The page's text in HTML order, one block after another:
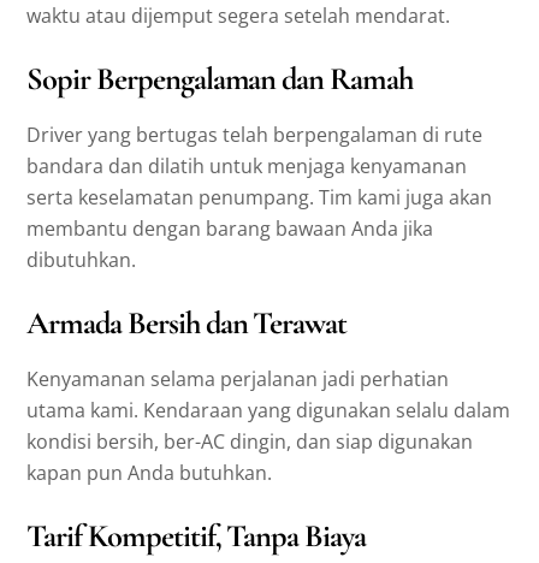
waktu atau dijemput segera setelah mendarat.
Sopir Berpengalaman dan Ramah
Driver yang bertugas telah berpengalaman di rute
bandara dan dilatih untuk menjaga kenyamanan
serta keselamatan penumpang. Tim kami juga akan
membantu dengan barang bawaan Anda jika
dibutuhkan.
Armada Bersih dan Terawat
Kenyamanan selama perjalanan jadi perhatian
utama kami. Kendaraan yang digunakan selalu dalam
kondisi bersih, ber-AC dingin, dan siap digunakan
kapan pun Anda butuhkan.
Tarif Kompetitif, Tanpa Biaya